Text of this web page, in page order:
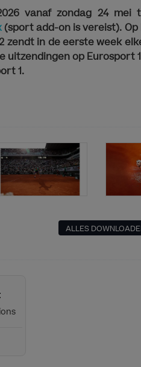
2026 vanaf zondag 24
(sport add-on is vereist). Op
zendt in de eerste week
uitzendingen op Eurosport
1.
ALLES